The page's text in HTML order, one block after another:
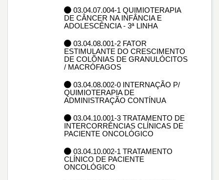
03.04.07.004-1 QUIMIOTERAPIA
DE CÂNCER NA INFÂNCIA E
ADOLESCÊNCIA - 3ª LINHA
03.04.08.001-2 FATOR
ESTIMULANTE DO CRESCIMENTO
DE COLÕNIAS DE GRANULÓCITOS
/ MACRÓFAGOS
03.04.08.002-0 INTERNAÇÃO P/
QUIMIOTERAPIA DE
ADMINISTRAÇÃO CONTÍNUA
03.04.10.001-3 TRATAMENTO DE
INTERCORRÊNCIAS CLÍNICAS DE
PACIENTE ONCOLÓGICO
03.04.10.002-1 TRATAMENTO
CLÍNICO DE PACIENTE
ONCOLÓGICO